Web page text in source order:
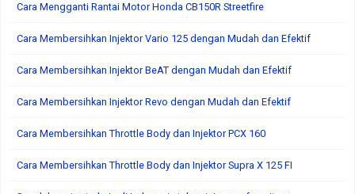
Cara Mengganti Rantai Motor Honda CB150R Streetfire
Cara Membersihkan Injektor Vario 125 dengan Mudah dan Efektif
Cara Membersihkan Injektor BeAT dengan Mudah dan Efektif
Cara Membersihkan Injektor Revo dengan Mudah dan Efektif
Cara Membersihkan Throttle Body dan Injektor PCX 160
Cara Membersihkan Throttle Body dan Injektor Supra X 125 FI